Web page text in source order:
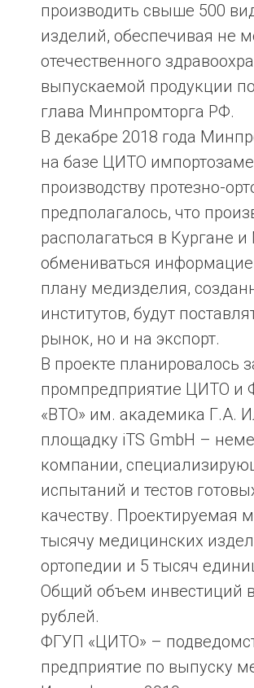
производить свыше 500
изделий, обеспечивая не
отечественного
выпускаемой продукции
глава Минпромторга РФ.
В декабре 2018 года
на базе ЦИТО
производству протезно-
предполагалось, что
располагаться в Кургане
обмениваться
плану медизделия,
институтов, будут
рынок, но и на экспорт.
В проекте планировалось
промпредприятие ЦИТО и
«ВТО» им. академика Г.А.
площадку iTS GmbH –
компании,
испытаний и тестов
качеству. Проектируемая
тысячу медицинских
ортопедии и 5 тысяч
Общий объем инвестиций
рублей.
ФГУП «ЦИТО» –
предприятие по выпуску